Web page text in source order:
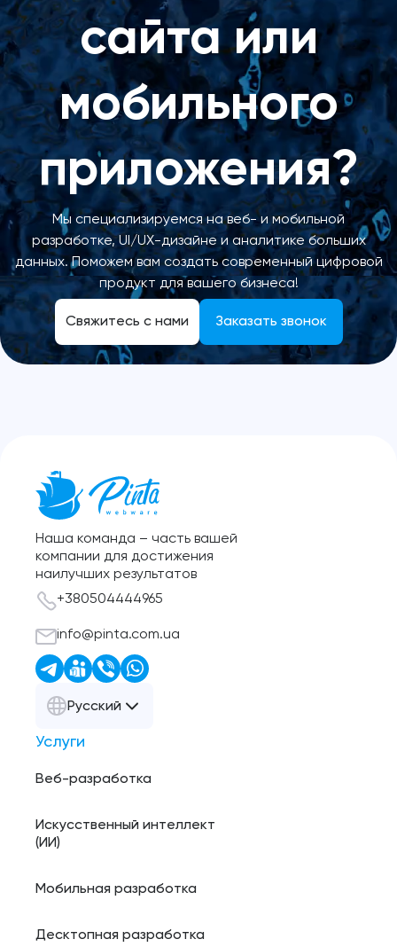
сайта или
мобильного
приложения?
Мы специализируемся на веб- и мобильной
разработке, UI/UX-дизайне и аналитике больших
данных. Поможем вам создать современный цифровой
продукт для вашего бизнеса!
Свяжитесь с нами Заказать звонок
Наша команда – часть вашей
компании для достижения
наилучших результатов
+380504444965
info@pinta.com.ua
Русский
Услуги
Веб-разработка
Искусственный интеллект
(ИИ)
Мобильная разработка
Десктопная разработка